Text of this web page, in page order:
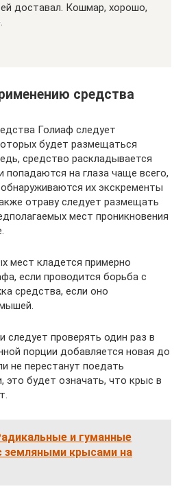
доставал. Кошмар, хорошо,
средства
Голиаф следует
будет размещаться
средство раскладывается
на глаза чаще всего,
их экскременты
отраву следует размещать
мест проникновения
мест кладется примерно
если проводится борьба с
средства, если оно
следует проверять один раз в
порции добавляется новая до
не перестанут поедать
это будет означать, что крыс в
и гуманные
крысами на